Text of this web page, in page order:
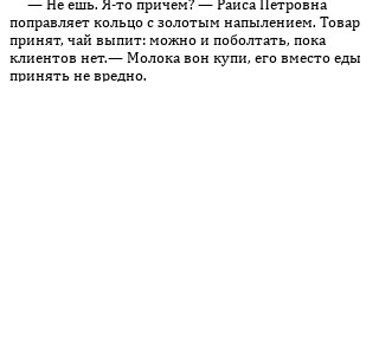
— Не ешь. Я-то причем? — Раиса Петровна
поправляет кольцо с золотым напылением. Товар
принят, чай выпит: можно и поболтать, пока
клиентов нет.— Молока вон купи, его вместо еды
принять не вредно.